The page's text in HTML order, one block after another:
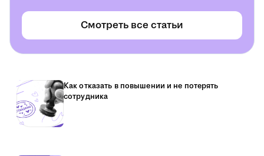
Смотреть все статьи
Как отказать в повышении и не потерять
сотрудника